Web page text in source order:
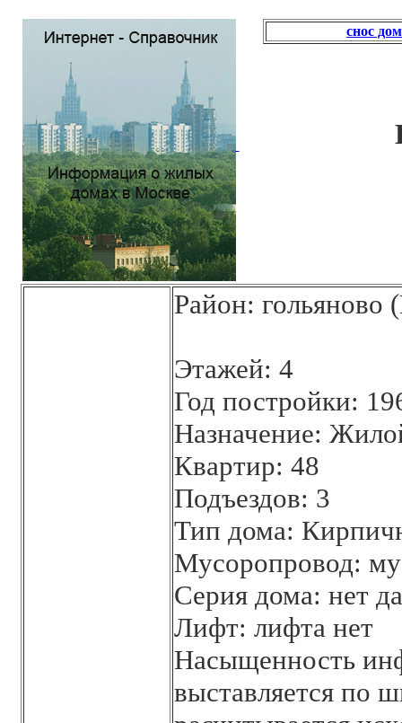
снос
Район: гольяново
Этажей: 4
Год постройки:
Назначение:
Квартир: 48
Подъездов: 3
Тип дома:
Мусоропровод:
Серия дома: нет
Лифт: лифта нет
Насыщенность
выставляется по